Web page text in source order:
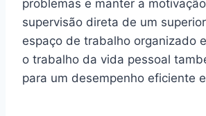
problemas e manter a
supervisão direta de um
espaço de trabalho organizado
o trabalho da vida pessoal
para um desempenho eficiente